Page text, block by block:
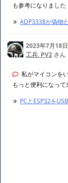
も参考になりまし
ADP3338が偽物
2023年7月18日
工兵. PV2 さん
私がマイコンを
もっと便利になっ
PCとESP32を